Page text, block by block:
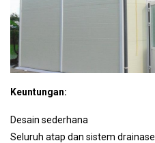
Keuntungan:
Desain sederhana
Seluruh atap dan sistem drainase